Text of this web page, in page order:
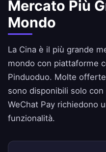
Mercato Più
Mondo
La Cina è il più grande
mondo con piattaforme
Pinduoduo. Molte
sono disponibili solo
WeChat Pay richiedono
funzionalità.